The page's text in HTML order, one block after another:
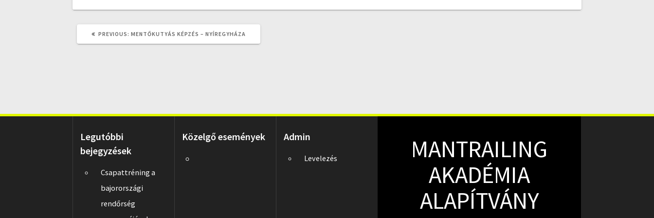
PREVIOUS: PREVIOUS
MENTŐKUTYÁS KÉPZÉS – NYÍREGYHÁZA
Legutóbbi
bejegyzések
Csapattréning a
bajorországi
rendőrség
Közelgő események Admin
Levelezés
MANTRAILING
AKADÉMIA
ALAPÍTVÁNY